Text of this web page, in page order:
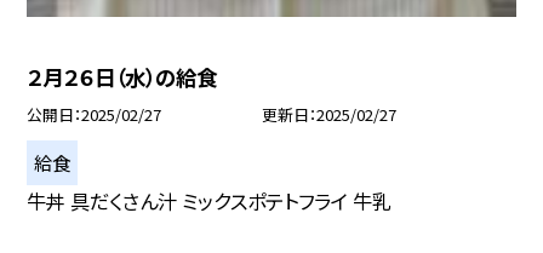
２月２６日（水）の給食
公開日 2025/02/27 更新日 2025/02/27
給食
牛丼 具だくさん汁 ミックスポテトフライ 牛乳